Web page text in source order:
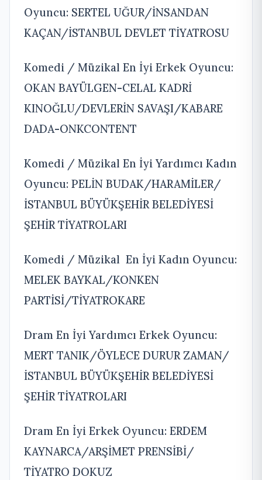
Oyuncu: SERTEL UĞUR/İNSANDAN
KAÇAN/İSTANBUL DEVLET TİYATROSU
Komedi / Müzikal En İyi Erkek Oyuncu:
OKAN BAYÜLGEN-CELAL KADRİ
KINOĞLU/DEVLERİN SAVAŞI/KABARE
DADA-ONKCONTENT
Komedi / Müzikal En İyi Yardımcı Kadın
Oyuncu: PELİN BUDAK/HARAMİLER/
İSTANBUL BÜYÜKŞEHİR BELEDİYESİ
ŞEHİR TİYATROLARI
Komedi / Müzikal En İyi Kadın Oyuncu:
MELEK BAYKAL/KONKEN
PARTİSİ/TİYATROKARE
Dram En İyi Yardımcı Erkek Oyuncu:
MERT TANIK/ÖYLECE DURUR ZAMAN/
İSTANBUL BÜYÜKŞEHİR BELEDİYESİ
ŞEHİR TİYATROLARI
Dram En İyi Erkek Oyuncu: ERDEM
KAYNARCA/ARŞİMET PRENSİBİ/
TİYATRO DOKUZ